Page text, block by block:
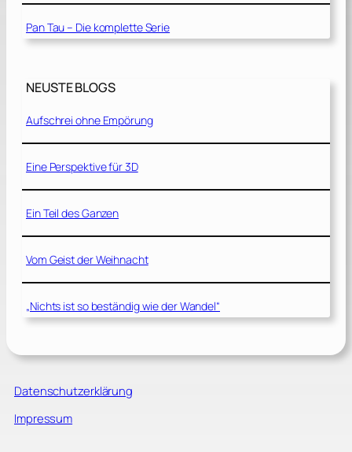
Pan Tau – Die komplette Serie
NEUSTE BLOGS
Aufschrei ohne Empörung
Eine Perspektive für 3D
Ein Teil des Ganzen
Vom Geist der Weihnacht
„Nichts ist so beständig wie der Wandel“
Datenschutzerklärung
Impressum